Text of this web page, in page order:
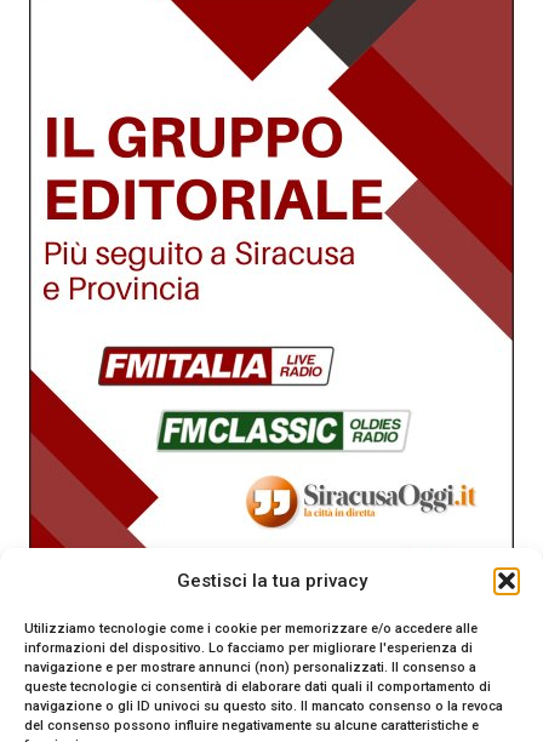
Gestisci la tua privacy
Utilizziamo tecnologie come i cookie per memorizzare e/o accedere alle
informazioni del dispositivo. Lo facciamo per migliorare l'esperienza di
navigazione e per mostrare annunci (non) personalizzati. Il consenso a
queste tecnologie ci consentirà di elaborare dati quali il comportamento di
navigazione o gli ID univoci su questo sito. Il mancato consenso o la revoca
del consenso possono influire negativamente su alcune caratteristiche e